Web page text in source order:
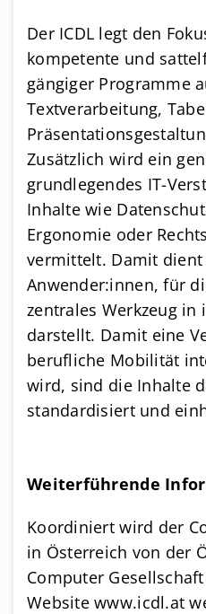
Der ICDL legt den
kompetente und
gängiger Pro­gramme
Text­verarbeitung,
Zusätzlich wird ein
grundlegendes IT-
Inhalte wie
Ergonomie oder
vermittelt. Damit dient
Anwender:innen, für
zentrales Werkzeug in
darstellt. Damit eine
berufliche Mobilität
wird, sind die Inhalte
standardisiert und
Weiterführende
Koordiniert wird der
in Österreich von der
Computer
Website www.icdl.at